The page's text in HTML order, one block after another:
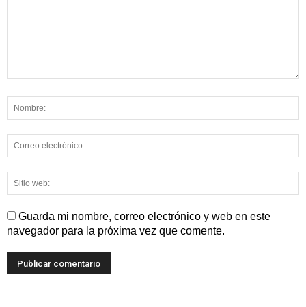
Guarda mi nombre, correo electrónico y web en este
navegador para la próxima vez que comente.